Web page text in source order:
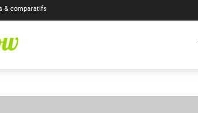
& comparatifs